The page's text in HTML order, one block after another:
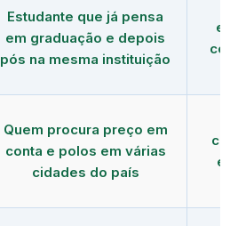
Estudante que já pensa
em graduação e depois
pós na mesma instituição
Quem procura preço em
conta e polos em várias
cidades do país